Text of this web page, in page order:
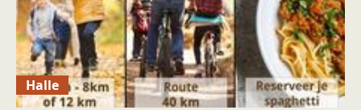
Halle